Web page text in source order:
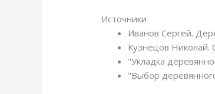
Источники
Иванов Сергей.
Кузнецов Николай.
"Укладка
"Выбор